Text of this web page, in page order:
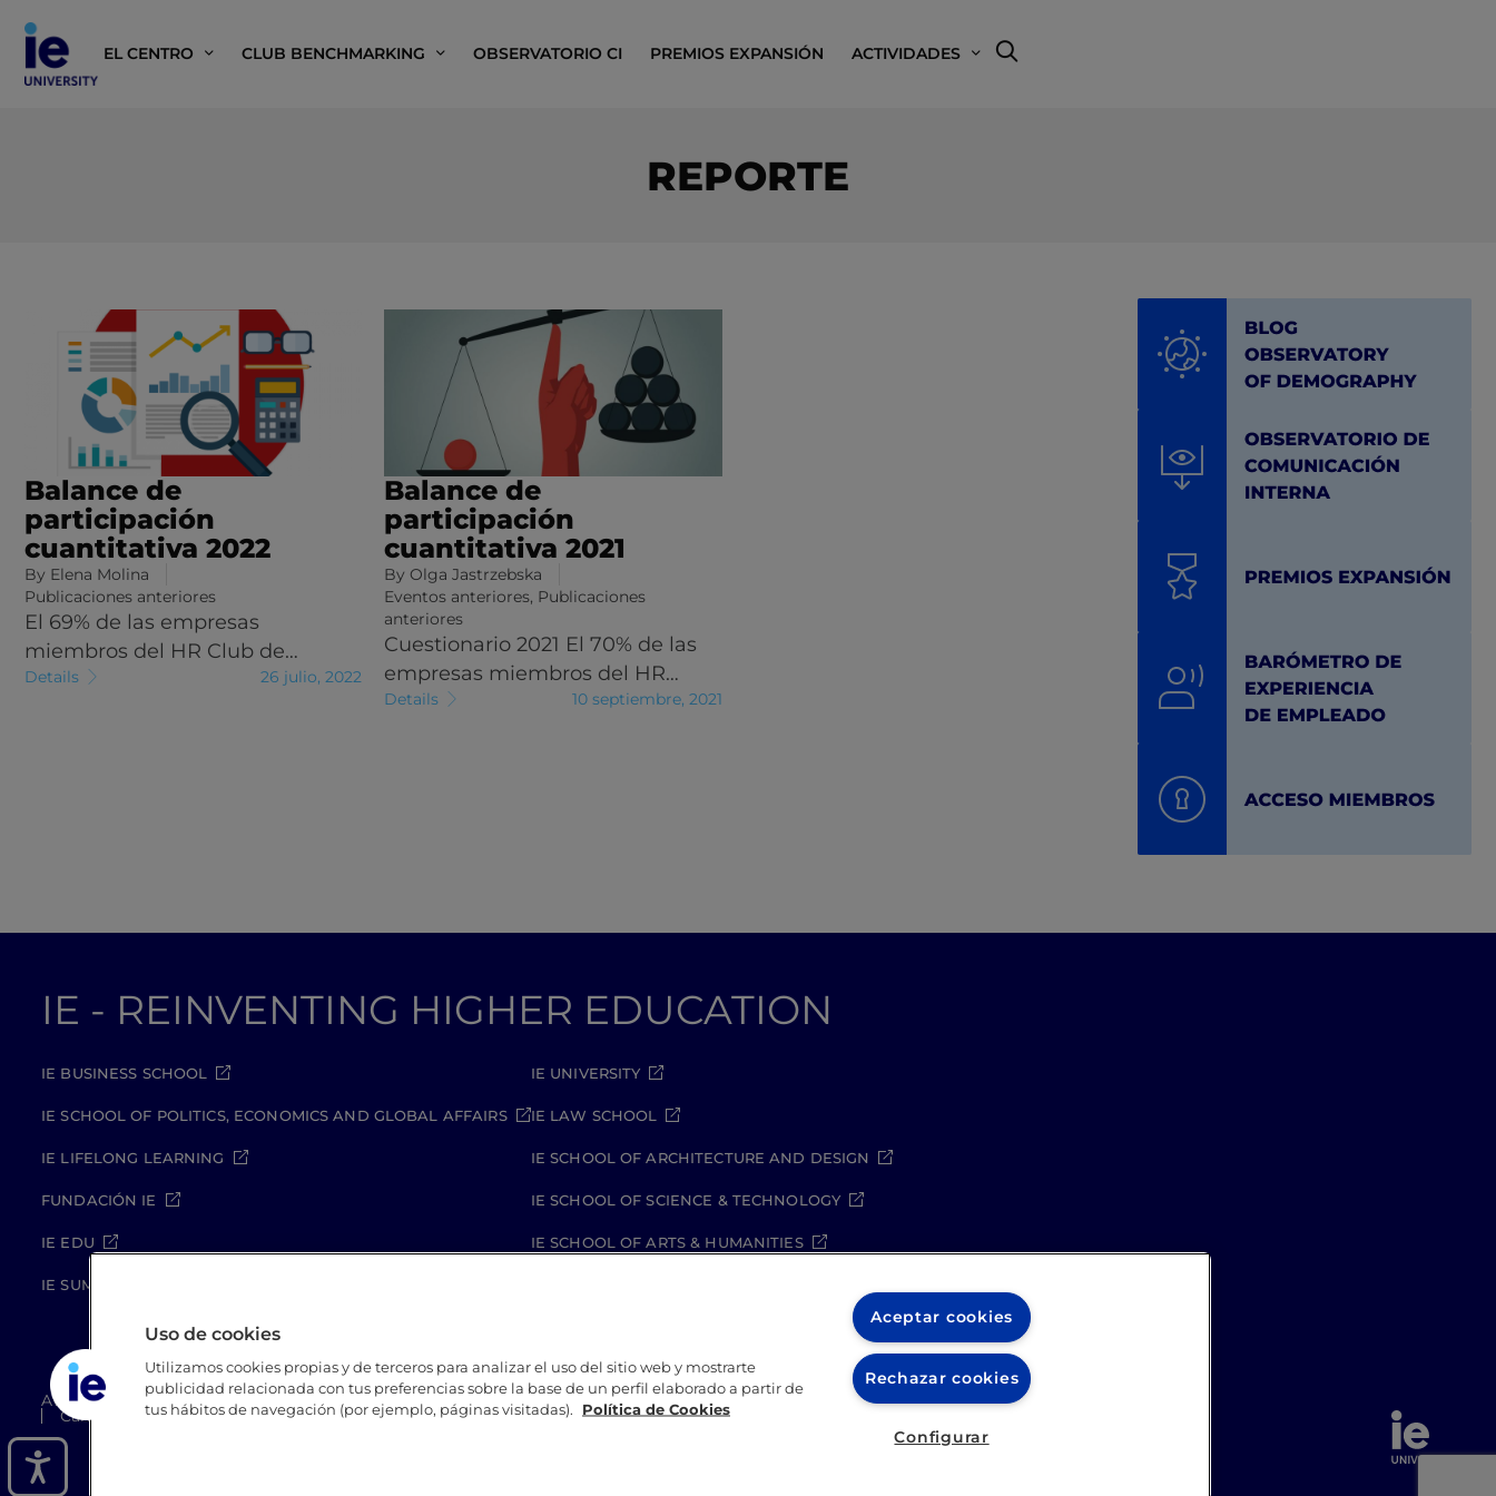
EL CENTRO CLUB BENCHMARKING OBSERVATORIO CI PREMIOS EXPANSIÓN ACTIVIDADES
REPORTE
Balance de
participación
cuantitativa 2022
By Elena Molina
Publicaciones anteriores
El 69% de las empresas
miembros del HR Club de…
Details 26 julio, 2022
Balance de
participación
cuantitativa 2021
By Olga Jastrzebska
Eventos anteriores, Publicaciones
anteriores
Cuestionario 2021 El 70% de las
empresas miembros del HR…
Details 10 septiembre, 2021
IE - REINVENTING HIGHER EDUCATION
IE BUSINESS SCHOOL
IE SCHOOL OF POLITICS, ECONOMICS AND GLOBAL AFFAIRS
IE LIFELONG LEARNING
FUNDACIÓN IE
IE EDU
IE SUMMER SCHOOL
IE UNIVERSITY
IE LAW SCHOOL
IE SCHOOL OF ARCHITECTURE AND DESIGN
IE SCHOOL OF SCIENCE & TECHNOLOGY
IE SCHOOL OF ARTS & HUMANITIES
Aviso legal Política de Privacidad Política de Cookies Política de seguridad Student Academic Standards
Canal Compliance Site Map
Uso de cookies
Utilizamos cookies propias y de terceros para analizar el uso del sitio web y mostrarte
publicidad relacionada con tus preferencias sobre la base de un perfil elaborado a partir de
tus hábitos de navegación (por ejemplo, páginas visitadas).
Política de Cookies
Aceptar cookies
Rechazar cookies
Configurar